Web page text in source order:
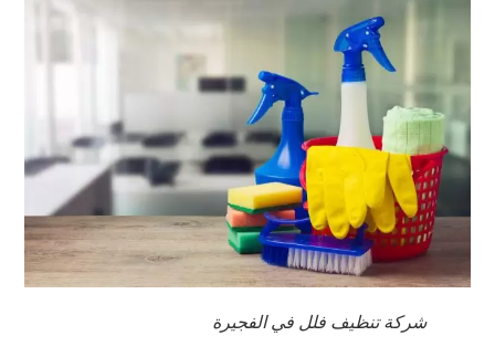
شركة تنظيف فلل في الفجيرة